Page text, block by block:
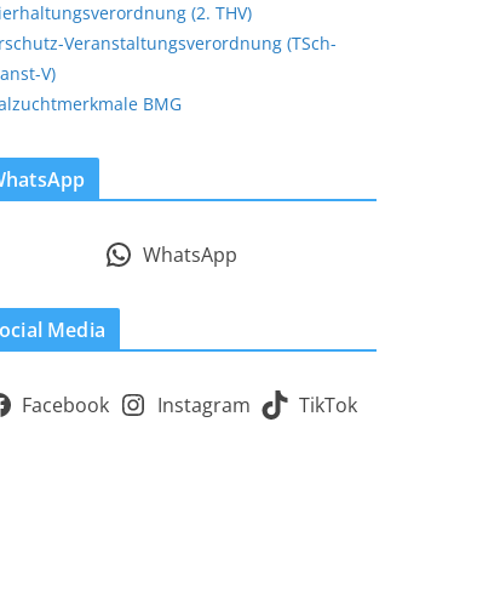
(2. THV)
Veranstaltungsverordnung (TSch-
V)
BMG
WhatsApp
Media
Facebook Instagram TikTok